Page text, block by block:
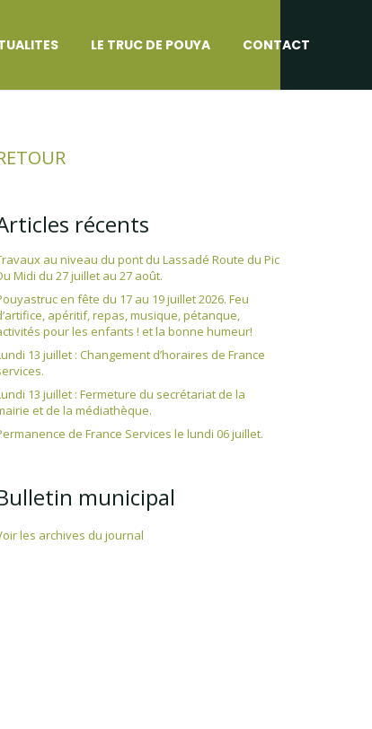
LE TRUC DE POUYA CONTACT
récents
au niveau du pont du Lassadé Route du Pic
Midi du 27 juillet au 27 août.
en fête du 17 au 19 juillet 2026. Feu
apéritif, repas, musique, pétanque,
pour les enfants ! et la bonne humeur!
13 juillet : Changement d’horaires de France
13 juillet : Fermeture du secrétariat de la
et de la médiathèque.
de France Services le lundi 06 juillet.
municipal
les archives du journal